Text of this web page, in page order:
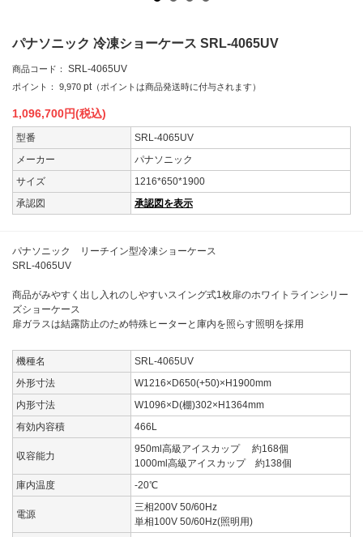
パナソニック 冷凍ショーケース SRL-4065UV
商品コード： SRL-4065UV
ポイント： 9,970 pt （ポイントは商品発送時に付与されます）
1,096,700円(税込)
型番
SRL-4065UV
メーカー
パナソニック
サイズ
1216*650*1900
承認図
承認図を表示
パナソニック リーチイン型冷凍ショーケース
SRL-4065UV
商品がみやすく出し入れのしやすいスイング式1枚扉のホワイトラインシリー
ズショーケース
扉ガラスは結露防止のため特殊ヒーターと庫内を照らす照明を採用
機種名
SRL-4065UV
外形寸法
W1216×D650(+50)×H1900mm
内形寸法
W1096×D(棚)302×H1364mm
有効内容積
466L
収容能力
950ml高級アイスカップ 約168個
1000ml高級アイスカップ 約138個
庫内温度
-20℃
電源
三相200V 50/60Hz
単相100V 50/60Hz(照明用)